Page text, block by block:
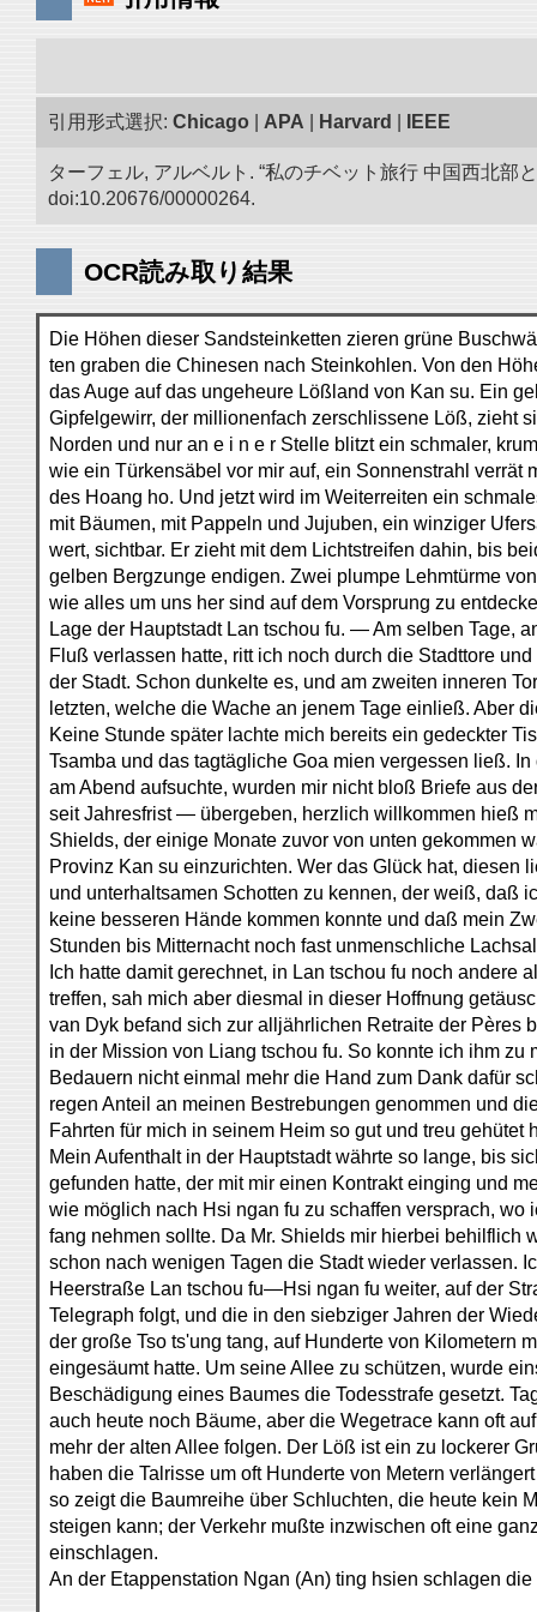
引用形式選択: Chicago APA Harvard IEEE
ターフェル, アルベルト. “私のチベット旅行 中国西北
doi:10.20676/00000264.
OCR読み取り結果
Die Höhen dieser Sandsteinketten zieren grüne
ten graben die Chinesen nach Steinkohlen. Von den
das Auge auf das ungeheure Lößland von Kan su. Ein
Gipfelgewirr, der millionenfach zerschlissene Löß, zieht
Norden und nur an e i n e r Stelle blitzt ein schmaler,
wie ein Türkensäbel vor mir auf, ein Sonnenstrahl verrät
des Hoang ho. Und jetzt wird im Weiterreiten ein
mit Bäumen, mit Pappeln und Jujuben, ein winziger
wert, sichtbar. Er zieht mit dem Lichtstreifen dahin, bis
gelben Bergzunge endigen. Zwei plumpe Lehmtürme
wie alles um uns her sind auf dem Vorsprung zu
Lage der Hauptstadt Lan tschou fu. — Am selben Tage,
Fluß verlassen hatte, ritt ich noch durch die Stadttore
der Stadt. Schon dunkelte es, und am zweiten inneren
letzten, welche die Wache an jenem Tage einließ. Aber
Keine Stunde später lachte mich bereits ein gedeckter
Tsamba und das tagtägliche Goa mien vergessen ließ.
am Abend aufsuchte, wurden mir nicht bloß Briefe aus
seit Jahresfrist — übergeben, herzlich willkommen hieß
Shields, der einige Monate zuvor von unten gekommen
Provinz Kan su einzurichten. Wer das Glück hat, diesen
und unterhaltsamen Schotten zu kennen, der weiß, daß
keine besseren Hände kommen konnte und daß mein
Stunden bis Mitternacht noch fast unmenschliche
Ich hatte damit gerechnet, in Lan tschou fu noch andere
treffen, sah mich aber diesmal in dieser Hoffnung
van Dyk befand sich zur alljährlichen Retraite der Pères
in der Mission von Liang tschou fu. So konnte ich ihm zu
Bedauern nicht einmal mehr die Hand zum Dank dafür
regen Anteil an meinen Bestrebungen genommen und
Fahrten für mich in seinem Heim so gut und treu gehütet
Mein Aufenthalt in der Hauptstadt währte so lange, bis
gefunden hatte, der mit mir einen Kontrakt einging und
wie möglich nach Hsi ngan fu zu schaffen versprach, wo
fang nehmen sollte. Da Mr. Shields mir hierbei behilflich
schon nach wenigen Tagen die Stadt wieder verlassen.
Heerstraße Lan tschou fu—Hsi ngan fu weiter, auf der
Telegraph folgt, und die in den siebziger Jahren der
der große Tso ts'ung tang, auf Hunderte von Kilometern
eingesäumt hatte. Um seine Allee zu schützen, wurde
Beschädigung eines Baumes die Todesstrafe gesetzt.
auch heute noch Bäume, aber die Wegetrace kann oft
mehr der alten Allee folgen. Der Löß ist ein zu lockerer
haben die Talrisse um oft Hunderte von Metern
so zeigt die Baumreihe über Schluchten, die heute kein
steigen kann; der Verkehr mußte inzwischen oft eine
einschlagen.
An der Etappenstation Ngan (An) ting hsien schlagen